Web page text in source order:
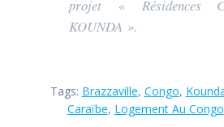
projet « Résidences
KOUNDA ».
Tags: Brazzaville, Congo,
Caraïbe, Logement Au Congo